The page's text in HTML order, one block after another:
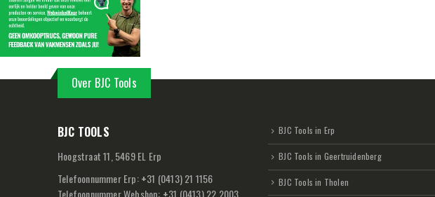
Over BJC Tools
BJC TOOLS
Hoogstraat 11, 5469 EL Erp
Telefoonnummer Erp:+31 (0413) 21 1156
BJC Tools in Erp
BJC Tools in Geertruidenberg
BJC Tools in Tholen